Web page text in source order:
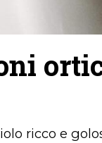
ricco e